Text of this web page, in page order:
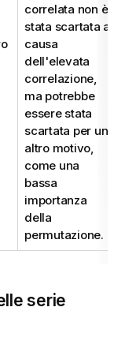
correlata non è
stata scartata a
causa
dell'elevata
correlazione,
ma potrebbe
essere stata
scartata per un
altro motivo,
come una
bassa
importanza
della
permutazione.
serie